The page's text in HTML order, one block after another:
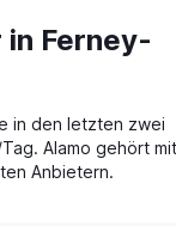
Ferney-
in den letzten zwei
Alamo gehört mit
Anbietern.